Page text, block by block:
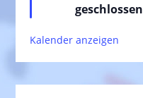
b
n
g
h
o
r
o
r
geschlossen
Kalender anzeigen